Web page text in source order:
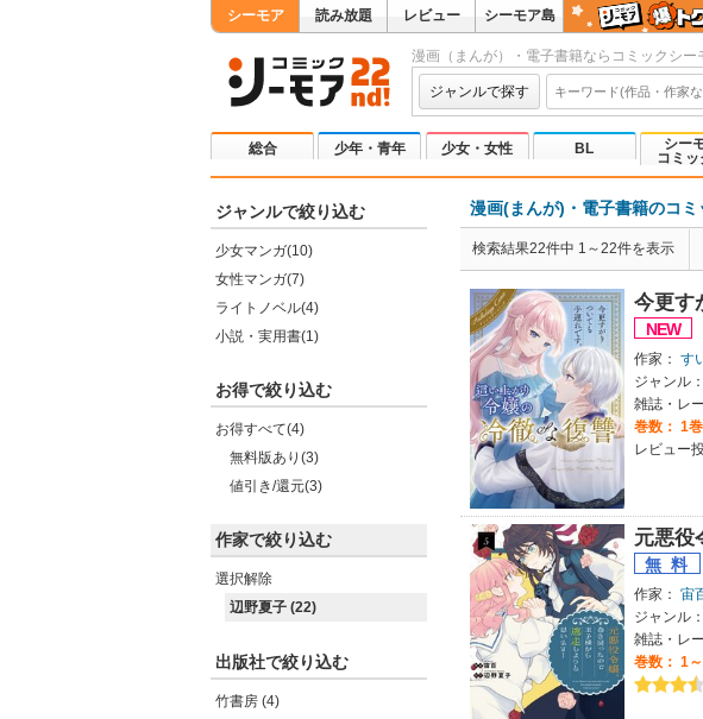
シーモア 読み放題 レビュー シーモア島
漫画（まんが）・電子書籍ならコミックシー
ジャンルで探す
総合 少年・青年 少女・女性 BL
シー
コミッ
ジャンルで絞り込む
少女マンガ(10)
女性マンガ(7)
ライトノベル(4)
小説・実用書(1)
お得で絞り込む
お得すべて(4)
無料版あり(3)
値引き/還元(3)
作家で絞り込む
選択解除
辺野夏子 (22)
出版社で絞り込む
竹書房 (4)
漫画(まんが)・電子書籍のコ
検索結果22件中 1～22件を表示
今更す
作家： す
ジャンル：
雑誌・レ
巻数： 1巻
レビュー
元悪役
作家： 宙
ジャンル：
雑誌・レ
巻数： 1